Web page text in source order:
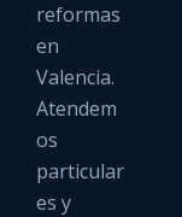
reformas
en
Valencia.
Atendem
os
particular
es y